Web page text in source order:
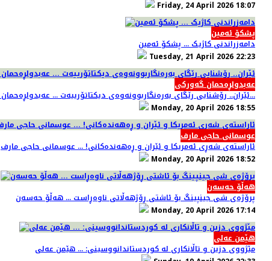
Friday, 24 April 2026 18:07
پشکۆ ئەمین
دامەزراندنی کاژیک ... پشکۆ ئەمین
Tuesday, 21 April 2026 22:23
عەبدولڕەحمان گەورکی
ئێران.. رۆشنایی رێگای بەرەنگاربوونەوەی دیکتاتۆرییەت ... عەبدولڕەحمان گەورکی...
Monday, 20 April 2026 18:55
عوسمانی حاجی مارف
ئاراستەی شەڕی ئەمریکا و ئێران و ڕەهەندەکانی! ... عوسمانی حاجی مارف
Monday, 20 April 2026 18:52
هەڵۆ حەسەن
پرۆژەی شی جینپینگ بۆ ئاشتی ڕۆژهەڵاتی ناوەڕاست ... هەڵۆ حەسەن
Monday, 20 April 2026 17:14
هێمن عەلی
مێژووی دزین و تاڵانکاری لە کوردستاندانووسینی: ... هێمن عەلی